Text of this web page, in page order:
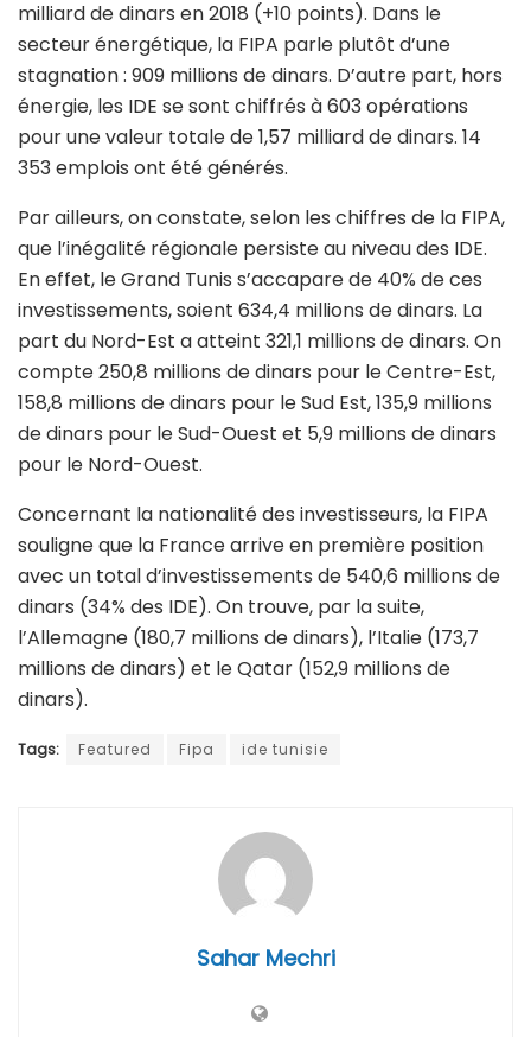
milliard de dinars en 2018 (+10 points). Dans le
secteur énergétique, la FIPA parle plutôt d’une
stagnation : 909 millions de dinars. D’autre part, hors
énergie, les IDE se sont chiffrés à 603 opérations
pour une valeur totale de 1,57 milliard de dinars. 14
353 emplois ont été générés.
Par ailleurs, on constate, selon les chiffres de la FIPA,
que l’inégalité régionale persiste au niveau des IDE.
En effet, le Grand Tunis s’accapare de 40% de ces
investissements, soient 634,4 millions de dinars. La
part du Nord-Est a atteint 321,1 millions de dinars. On
compte 250,8 millions de dinars pour le Centre-Est,
158,8 millions de dinars pour le Sud Est, 135,9 millions
de dinars pour le Sud-Ouest et 5,9 millions de dinars
pour le Nord-Ouest.
Concernant la nationalité des investisseurs, la FIPA
souligne que la France arrive en première position
avec un total d’investissements de 540,6 millions de
dinars (34% des IDE). On trouve, par la suite,
l’Allemagne (180,7 millions de dinars), l’Italie (173,7
millions de dinars) et le Qatar (152,9 millions de
dinars).
Tags: Featured Fipa ide tunisie
Sahar Mechri